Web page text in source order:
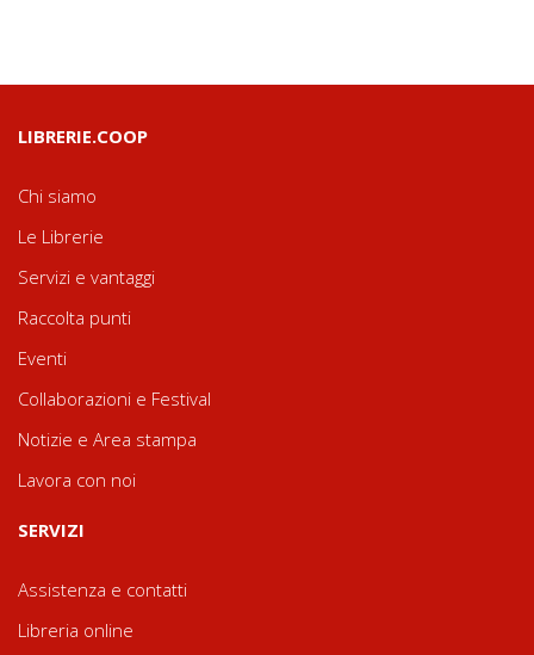
LIBRERIE.COOP
Chi siamo
Le Librerie
Servizi e vantaggi
Raccolta punti
Eventi
Collaborazioni e Festival
Notizie e Area stampa
Lavora con noi
SERVIZI
Assistenza e contatti
Libreria online